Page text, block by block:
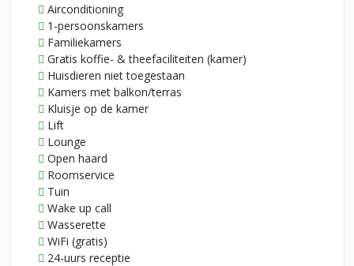
Airconditioning
1-persoonskamers
Familiekamers
Gratis koffie- & theefaciliteiten (kamer)
Huisdieren niet toegestaan
Kamers met balkon/terras
Kluisje op de kamer
Lift
Lounge
Open haard
Roomservice
Tuin
Wake up call
Wasserette
WiFi (gratis)
24-uurs receptie